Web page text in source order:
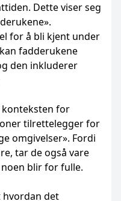
Dette viser seg
for å bli kjent under
fadderukene
den inkluderer
for
tilrettelegger for
omgivelser». Fordi
tar de også vare
blir for fulle.
hvordan det